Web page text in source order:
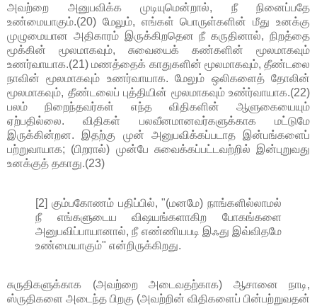
அவற்றை அனுபவிக்க முடியுமென்றால், நீ நினைப்பதே
உண்மையாகும்.(20) மேலும், எங்கள் பொருள்களின் மீது உனக்கு
முழுமையான அதிகாரம் இருக்கிறதென நீ கருதினால், நிறத்தை
மூக்கின் மூலமாகவும், சுவையைக் கண்களின் மூலமாகவும்
உணர்வாயாக.(21) மணத்தைக் காதுகளின் மூலமாகவும், தீண்டலை
நாவின் மூலமாகவும் உணர்வாயாக. மேலும் ஒலிகளைத் தோலின்
மூலமாகவும், தீண்டலைப் புத்தியின் மூலமாகவும் உண்ர்வாயாக.(22)
பலம் நிறைந்தவர்கள் எந்த விதிகளின் ஆளுகையையும்
ஏற்பதில்லை. விதிகள் பலவீனமானவர்களுக்காக மட்டுமே
இருக்கின்றன. இதற்கு முன் அனுபவிக்கப்படாத இன்பங்களைப்
பற்றுவாயாக; (பிறரால்) முன்பே சுவைக்கப்பட்டவற்றில் இன்புறுவது
உனக்குத் தகாது.(23)
[2] கும்பகோணம் பதிப்பில், "(மனமே) நாங்களில்லாமல்
நீ எங்களுடைய விஷயங்களாகிற போகங்களை
அனுபவிப்பாயானால், நீ எண்ணியபடி இஃது இவ்விதமே
உண்மையாகும்" என்றிருக்கிறது.
சுருதிகளுக்காக (அவற்றை அடைவதற்காக) ஆசானை நாடி,
ஸ்ருதிகளை அடைந்த பிறகு (அவற்றின் விதிகளைப் பின்பற்றுவதன்